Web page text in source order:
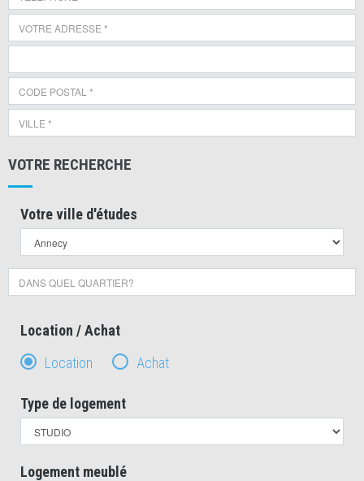
VOTRE RECHERCHE
Votre ville d'études
Location / Achat
Location
Achat
Type de logement
Logement meublé